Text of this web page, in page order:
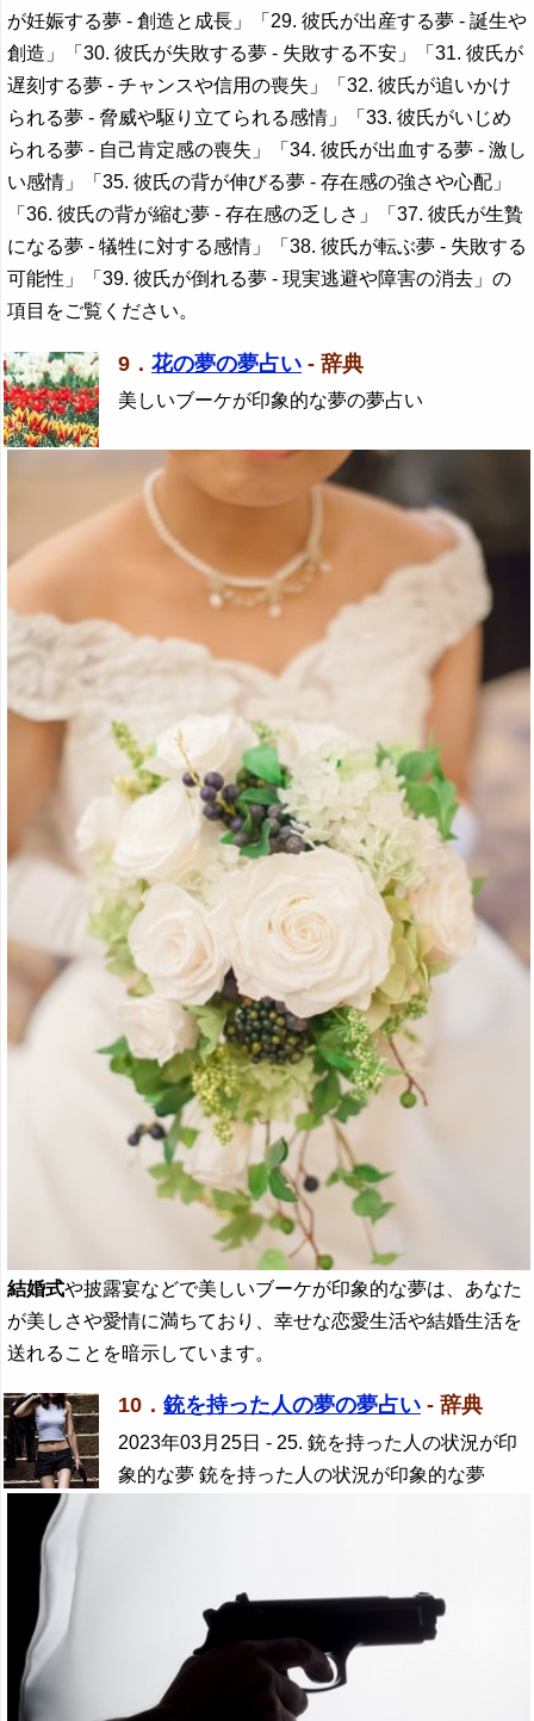
が妊娠する夢 - 創造と成長」「29. 彼氏が出産する夢 - 誕生や
創造」「30. 彼氏が失敗する夢 - 失敗する不安」「31. 彼氏が
遅刻する夢 - チャンスや信用の喪失」「32. 彼氏が追いかけ
られる夢 - 脅威や駆り立てられる感情」「33. 彼氏がいじめ
られる夢 - 自己肯定感の喪失」「34. 彼氏が出血する夢 - 激し
い感情」「35. 彼氏の背が伸びる夢 - 存在感の強さや心配」
「36. 彼氏の背が縮む夢 - 存在感の乏しさ」「37. 彼氏が生贄
になる夢 - 犠牲に対する感情」「38. 彼氏が転ぶ夢 - 失敗する
可能性」「39. 彼氏が倒れる夢 - 現実逃避や障害の消去」の
項目をご覧ください。
9． 花の夢の夢占い - 辞典
美しいブーケが印象的な夢の夢占い
結婚式や披露宴などで美しいブーケが印象的な夢は、あなた
が美しさや愛情に満ちており、幸せな恋愛生活や結婚生活を
送れることを暗示しています。
10． 銃を持った人の夢の夢占い - 辞典
2023年03月25日 - 25. 銃を持った人の状況が印
象的な夢 銃を持った人の状況が印象的な夢